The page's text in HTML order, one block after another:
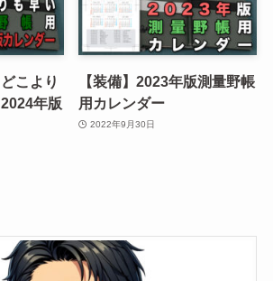
こより
年版
【装備】2023年版測量野帳
用カレンダー
2022年9月30日